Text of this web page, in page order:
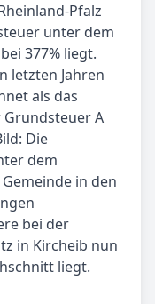
Pfalz
unter dem
377% liegt.
letzten Jahren
als das
Grundsteuer A
Die
dem
in den
bei der
in Kircheib nun
liegt.